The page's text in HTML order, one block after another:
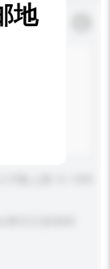
*必须填写
地